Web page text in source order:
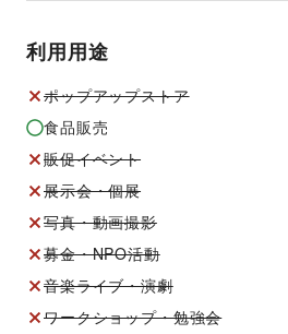
利用用途
ポップアップストア
食品販売
販促イベント
展示会・個展
写真・動画撮影
募金・NPO活動
音楽ライブ・演劇
ワークショップ・勉強会